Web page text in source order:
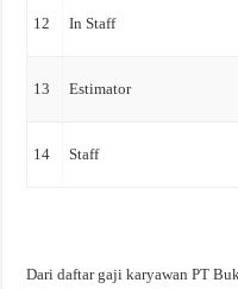
12 In Staff
13 Estimator
14 Staff
Dari daftar gaji karyawan PT